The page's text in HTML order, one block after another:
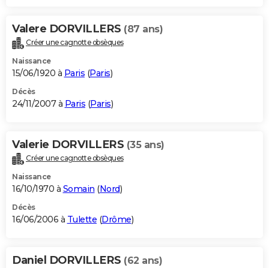
Valere DORVILLERS (87 ans)
Créer une cagnotte obsèques
Naissance
15/06/1920 à Paris (Paris)
Décès
24/11/2007 à Paris (Paris)
Valerie DORVILLERS (35 ans)
Créer une cagnotte obsèques
Naissance
16/10/1970 à Somain (Nord)
Décès
16/06/2006 à Tulette (Drôme)
Daniel DORVILLERS (62 ans)